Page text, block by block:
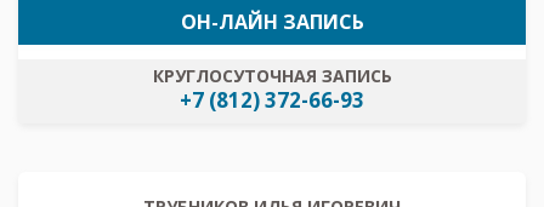
ОН-ЛАЙН ЗАПИСЬ
КРУГЛОСУТОЧНАЯ ЗАПИСЬ
+7 (812) 372-66-93